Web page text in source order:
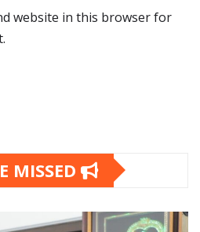
website in this browser for
MISSED